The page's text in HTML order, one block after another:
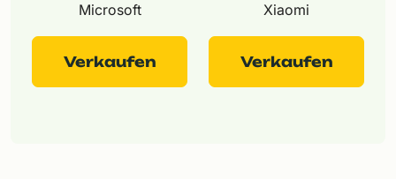
Microsoft
Verkaufen
Xiaomi
Verkaufen